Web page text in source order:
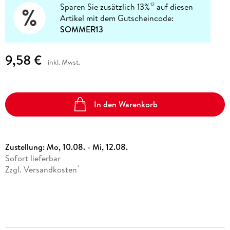
Sparen Sie zusätzlich 13%12 auf diesen
Artikel mit dem Gutscheincode:
SOMMER13
9,58 € inkl. Mwst.
In den Warenkorb
Zustellung:Mo, 10.08. - Mi, 12.08.
Sofort lieferbar
Zzgl. Versandkosten *